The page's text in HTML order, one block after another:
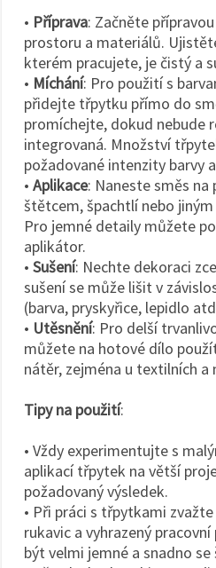
• Příprava: Začněte
prostoru a materiálů.
kterém pracujete, je čistý a
• Míchání: Pro použití s
přidejte třpytku přímo do
promíchejte, dokud nebude
integrovaná. Množství
požadované intenzity barvy
• Aplikace: Naneste směs na
štětcem, špachtlí nebo
Pro jemné detaily můžete
aplikátor.
• Sušení: Nechte dekoraci
sušení se může lišit v
(barva, pryskyřice, lepidlo
• Utěsnění: Pro delší
můžete na hotové dílo
nátěr, zejména u textilních
Tipy na použití:
• Vždy experimentujte s
aplikací třpytek na větší
požadovaný výsledek.
• Při práci s třpytkami
rukavic a vyhrazený
být velmi jemné a snadno se